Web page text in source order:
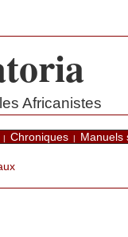
Africanistes
| Chroniques | Manuels